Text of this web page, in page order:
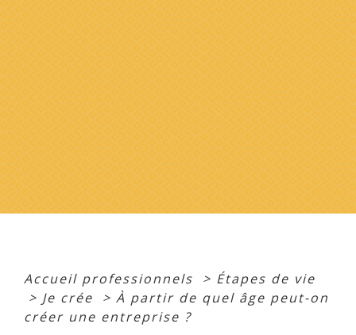
Accueil professionnels > Étapes de vie
> Je crée > À partir de quel âge peut-on
créer une entreprise ?